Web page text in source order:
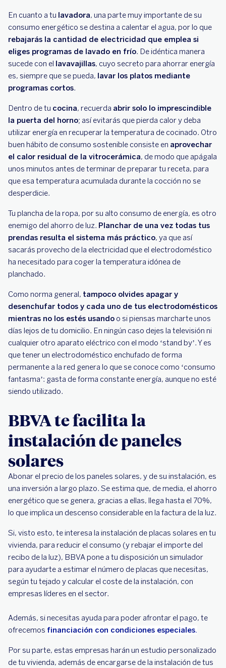
En cuanto a tu lavadora, una parte muy importante de su
consumo energético se destina a calentar el agua, por lo que
rebajarás la cantidad de electricidad que emplea si
eliges programas de lavado en frío. De idéntica manera
sucede con el lavavajillas, cuyo secreto para ahorrar energía
es, siempre que se pueda, lavar los platos mediante
programas cortos.
Dentro de tu cocina, recuerda abrir solo lo imprescindible
la puerta del horno; así evitarás que pierda calor y deba
utilizar energía en recuperar la temperatura de cocinado. Otro
buen hábito de consumo sostenible consiste en aprovechar
el calor residual de la vitrocerámica, de modo que apágala
unos minutos antes de terminar de preparar tu receta, para
que esa temperatura acumulada durante la cocción no se
desperdicie.
Tu plancha de la ropa, por su alto consumo de energía, es otro
enemigo del ahorro de luz. Planchar de una vez todas tus
prendas resulta el sistema más práctico, ya que así
sacarás provecho de la electricidad que el electrodoméstico
ha necesitado para coger la temperatura idónea de
planchado.
Como norma general, tampoco olvides apagar y
desenchufar todos y cada uno de tus electrodomésticos
mientras no los estés usando o si piensas marcharte unos
días lejos de tu domicilio. En ningún caso dejes la televisión ni
cualquier otro aparato eléctrico con el modo ‘stand by’. Y es
que tener un electrodoméstico enchufado de forma
permanente a la red genera lo que se conoce como ‘consumo
fantasma’: gasta de forma constante energía, aunque no esté
siendo utilizado.
BBVA te facilita la
instalación de paneles
solares
Abonar el precio de los paneles solares, y de su instalación, es
una inversión a largo plazo. Se estima que, de media, el ahorro
energético que se genera, gracias a ellas, llega hasta el 70%,
lo que implica un descenso considerable en la factura de la luz.
Si, visto esto, te interesa la instalación de placas solares en tu
vivienda, para reducir el consumo (y rebajar el importe del
recibo de la luz), BBVA pone a tu disposición un simulador
para ayudarte a estimar el número de placas que necesitas,
según tu tejado y calcular el coste de la instalación, con
empresas líderes en el sector.
Además, si necesitas ayuda para poder afrontar el pago, te
ofrecemos financiación con condiciones especiales.
Por su parte, estas empresas harán un estudio personalizado
de tu vivienda, además de encargarse de la instalación de tus